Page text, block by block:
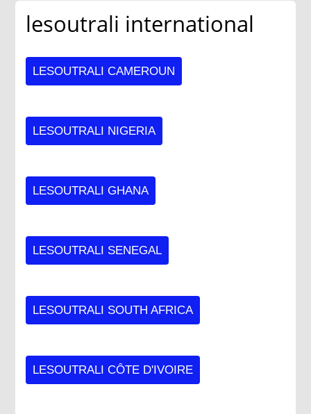
lesoutrali international
LESOUTRALI CAMEROUN
LESOUTRALI NIGERIA
LESOUTRALI GHANA
LESOUTRALI SENEGAL
LESOUTRALI SOUTH AFRICA
LESOUTRALI CÔTE D'IVOIRE